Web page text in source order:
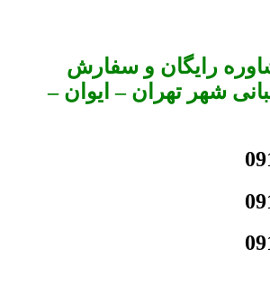
رایگان و سفارش
شهر تهران – ایوان –